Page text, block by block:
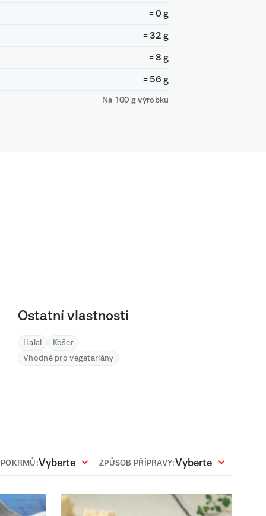
= 0 g
= 32 g
= 8 g
= 56 g
Na 100 g výrobku
Ostatní vlastnosti
Halal
Košer
Vhodné pro vegetariány
Vyberte ZPŮSOB PŘÍPRAVY:Vyberte